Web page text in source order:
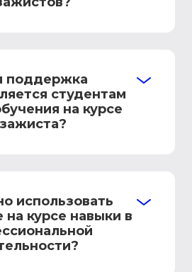
поддержка
студентам
на курсе
использовать
курсе навыки в